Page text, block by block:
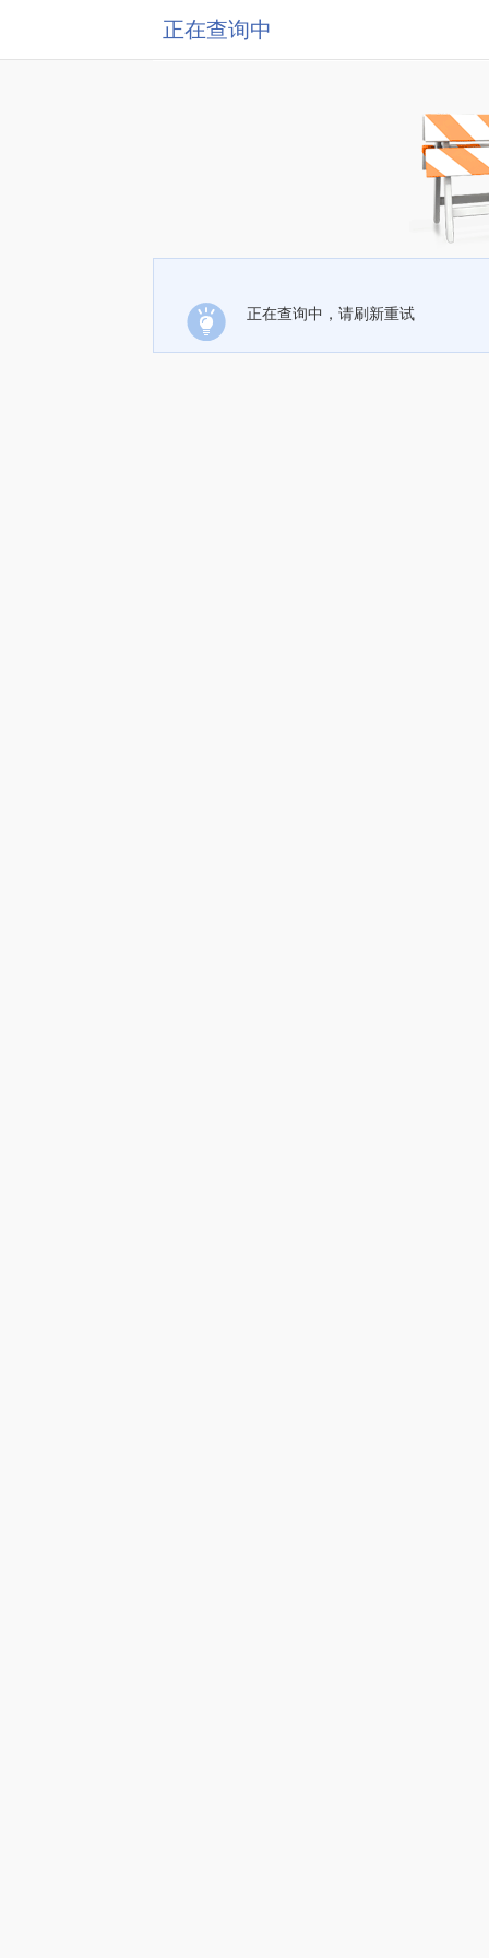
正在查询中
正在查询中，请刷新重试